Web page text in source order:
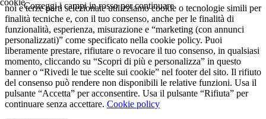
Correggi i campi in rosso per continuare
noi e terze parti selezionate utilizziamo cookie o tecnologie simili per
finalità tecniche e, con il tuo consenso, anche per le finalità di
funzionalità, esperienza, misurazione e “marketing (con annunci
personalizzati)” come specificato nella cookie policy. Puoi
liberamente prestare, rifiutare o revocare il tuo consenso, in qualsiasi
momento, cliccando su “Scopri di più e personalizza” in questo
banner o “Rivedi le tue scelte sui cookie” nel footer del sito. Il rifiuto
del consenso può rendere non disponibili le relative funzioni. Usa il
pulsante “Accetta” per acconsentire. Usa il pulsante “Rifiuta” per
continuare senza accettare. Cookie policy